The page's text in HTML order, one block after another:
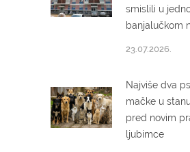
smislili u
banjalučkom
23.07.2026.
Najviše dva
mačke u
pred novim
ljubimce